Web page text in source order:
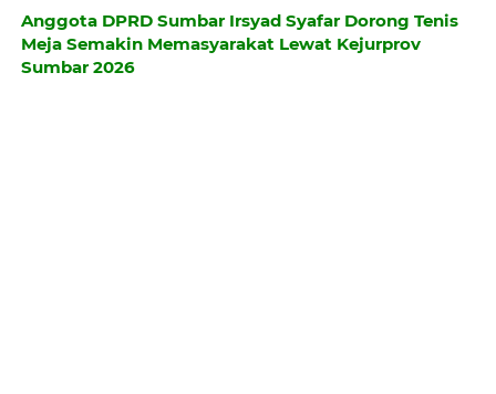
Anggota DPRD Sumbar Irsyad Syafar Dorong Tenis
Meja Semakin Memasyarakat Lewat Kejurprov
Sumbar 2026